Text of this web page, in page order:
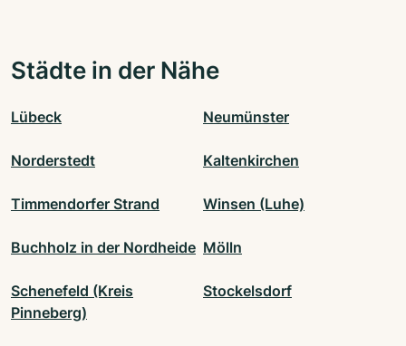
Städte in der Nähe
Lübeck Neumünster
Norderstedt Kaltenkirchen
Timmendorfer Strand Winsen (Luhe)
Buchholz in der Nordheide Mölln
Schenefeld (Kreis
Pinneberg)
Stockelsdorf